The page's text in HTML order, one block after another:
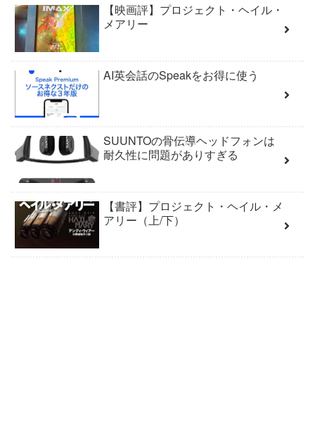
【映画評】プロジェクト・ヘイル・
メアリー
AI英会話のSpeakをお得に使う
SUUNTOの骨伝導ヘッドフォンは
耐久性に問題がありすぎる
【書評】プロジェクト・ヘイル・メ
アリー（上/下）